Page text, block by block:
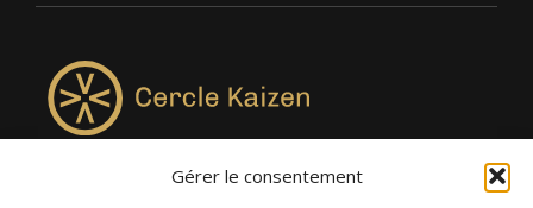
Gérer le consentement
4957, rue Lionel-Groulx, bureau 819, Saint-Augustin-de-